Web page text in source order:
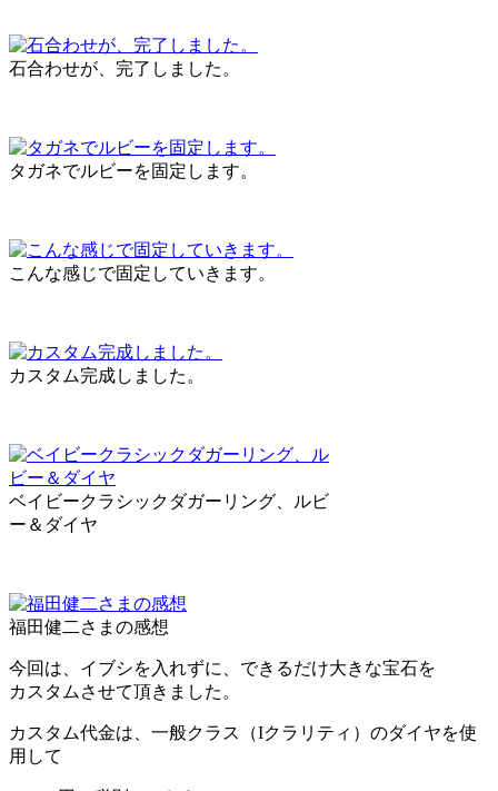
石合わせが、完了しました。
タガネでルビーを固定します。
こんな感じで固定していきます。
カスタム完成しました。
ベイビークラシックダガーリング、ルビ
ー＆ダイヤ
福田健二さまの感想
今回は、イブシを入れずに、できるだけ大きな宝石を
カスタムさせて頂きました。
カスタム代金は、一般クラス（Iクラリティ）のダイヤを使
用して